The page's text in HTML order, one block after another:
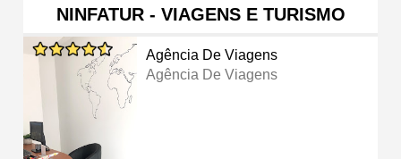
NINFATUR - VIAGENS E TURISMO
Agência De Viagens
Agência De Viagens